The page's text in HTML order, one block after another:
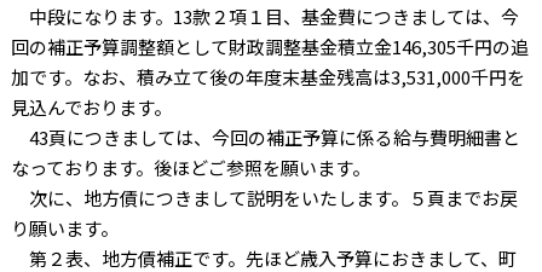
中段になります。13款２項１目、基金費につきましては、今
回の補正予算調整額として財政調整基金積立金146,305千円の追
加です。なお、積み立て後の年度末基金残高は3,531,000千円を
見込んでおります。
43頁につきましては、今回の補正予算に係る給与費明細書と
なっております。後ほどご参照を願います。
次に、地方債につきまして説明をいたします。５頁までお戻
り願います。
第２表、地方債補正です。先ほど歳入予算におきまして、町